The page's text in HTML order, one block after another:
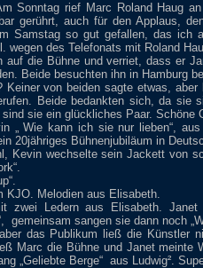
Sonntag rief Marc Roland Haug
gerührt, auch für den Applaus,
Samstag so gut gefallen, das ich
wegen des Telefonats mit Roland
auf die Bühne und verriet, dass er
Beide besuchten ihn in Hamburg
von beiden sagte etwas,
Beide bedankten sich, da sie
sie ein glückliches Paar. Schöne
„ Wie kann ich sie nur lieben“,
20jähriges Bühnenjubiläum in
Kevin wechselte sein Jackett von
KJO. Melodien aus Elisabeth.
zwei Ledern aus Elisabeth.
gemeinsam sangen sie dann noch
das Publikum ließ die Künstler
Marc die Bühne und Janet meinte
„Geliebte Berge“ aus Ludwig².